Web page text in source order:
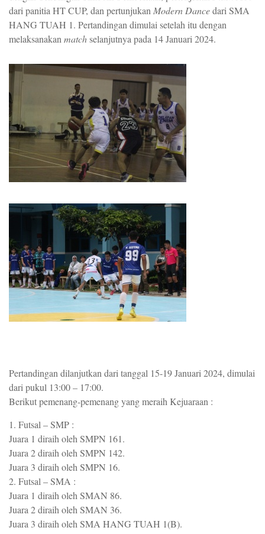
dari panitia HT CUP, dan pertunjukan Modern Dancedari SMA
HANG TUAH 1. Pertandingan dimulai setelah itu dengan
melaksanakan matchselanjutnya pada 14 Januari 2024.
Pertandingan dilanjutkan dari tanggal 15-19 Januari 2024, dimulai
dari pukul 13:00 – 17:00.
Berikut pemenang-pemenang yang meraih Kejuaraan :
1. Futsal – SMP :
Juara 1 diraih oleh SMPN 161.
Juara 2 diraih oleh SMPN 142.
Juara 3 diraih oleh SMPN 16.
2. Futsal – SMA :
Juara 1 diraih oleh SMAN 86.
Juara 2 diraih oleh SMAN 36.
Juara 3 diraih oleh SMA HANG TUAH 1(B).